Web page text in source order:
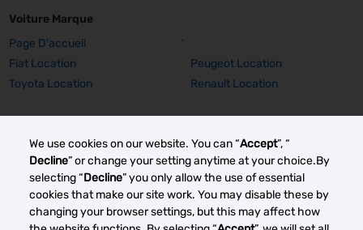
We use cookies on our website. You can “Accept”, “
Decline” or change your setting anytime at your choice.By
selecting “Decline” you only allow the use of essential
cookies that make our site work. You may disable these by
changing your browser settings, but this may affect how
Voiture Marque
Page D'accueil
'
Fiat Location
Peugeot Location
Toyota Location
Renault Location
Fiat 500 Location
Peugeot 308 SW Location
Peugeot E-2008 Location
Peugeot 2008 Location
Toyota Corolla TS Location
Renault Captur Auto Location
Renault Grand Scenic Location
Renault Clio Location